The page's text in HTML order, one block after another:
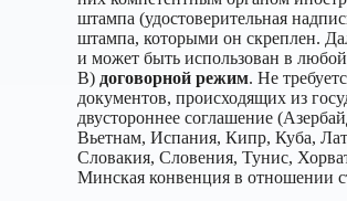
штампа (удостоверительная
штампа, которыми он скреплен.
и может быть использован в
В) договорной режим. Не
документов, происходящих из
двустороннее соглашение
Вьетнам, Испания, Кипр, Куба,
Словакия, Словения, Тунис,
Минская конвенция в отношении